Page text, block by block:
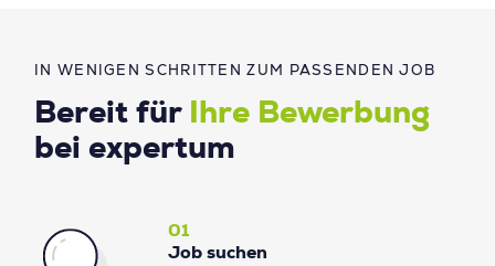
IN WENIGEN SCHRITTEN ZUM PASSENDEN JOB
Bereit für
Ihre Bewerbung
bei expertum
01
Job suchen